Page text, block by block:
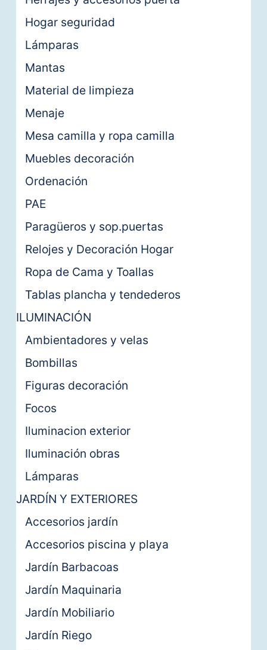
Hogar seguridad
Lámparas
Mantas
Material de limpieza
Menaje
Mesa camilla y ropa camilla
Muebles decoración
Ordenación
PAE
Paragüeros y sop.puertas
Relojes y Decoración Hogar
Ropa de Cama y Toallas
Tablas plancha y tendederos
ILUMINACIÓN
Ambientadores y velas
Bombillas
Figuras decoración
Focos
Iluminacion exterior
Iluminación obras
Lámparas
JARDÍN Y EXTERIORES
Accesorios jardín
Accesorios piscina y playa
Jardín Barbacoas
Jardín Maquinaria
Jardín Mobiliario
Jardín Riego